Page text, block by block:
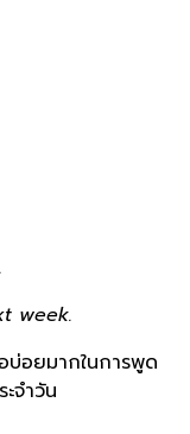
week.
บ่อยมากในการพูด
จำวัน